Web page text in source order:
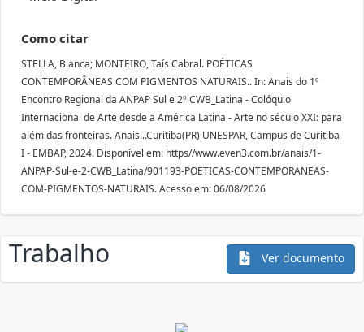
Como citar
STELLA, Bianca; MONTEIRO, Taís Cabral. POÉTICAS
CONTEMPORÂNEAS COM PIGMENTOS NATURAIS.. In: Anais do 1º
Encontro Regional da ANPAP Sul e 2º CWB_Latina - Colóquio
Internacional de Arte desde a América Latina - Arte no século XXI: para
além das fronteiras. Anais...Curitiba(PR) UNESPAR, Campus de Curitiba
I - EMBAP, 2024. Disponível em: https//www.even3.com.br/anais/1-
ANPAP-Sul-e-2-CWB_Latina/901193-POETICAS-CONTEMPORANEAS-
COM-PIGMENTOS-NATURAIS. Acesso em: 06/08/2026
Trabalho Ver documento